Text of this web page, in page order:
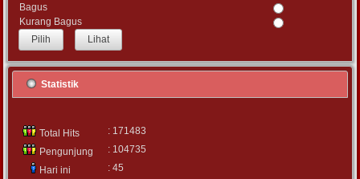
Bagus
Kurang Bagus
Lihat
Statistik
Total Hits
: 171483
Pengunjung
: 104735
Hari ini
: 45